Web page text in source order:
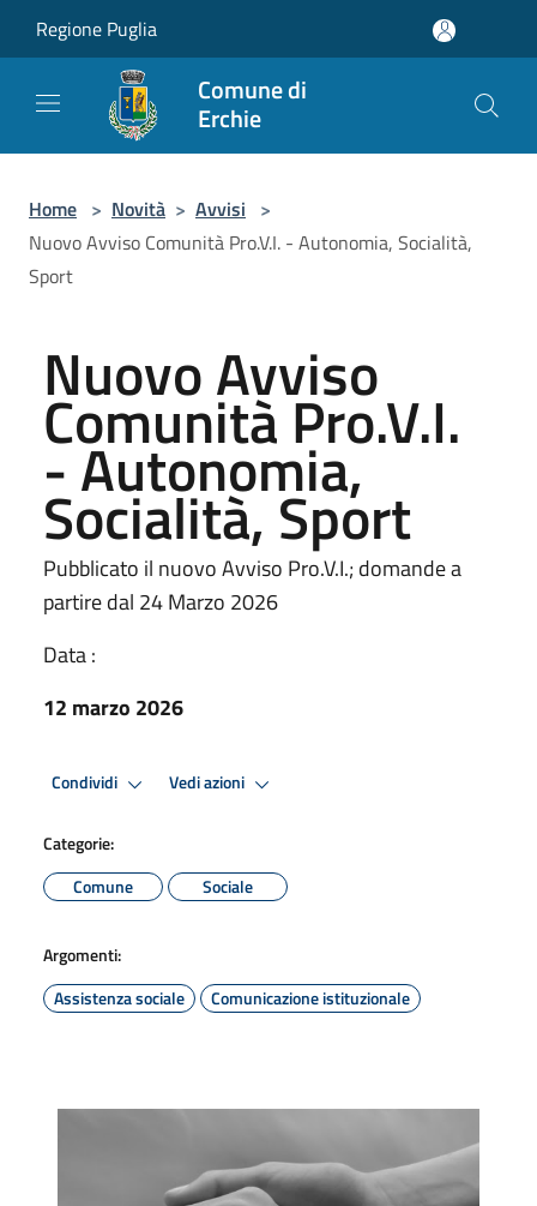
Regione Puglia
Comune di
Erchie
Home > Novità > Avvisi >
Nuovo Avviso Comunità Pro.V.I. - Autonomia, Socialità,
Sport
Nuovo Avviso
Comunità Pro.V.I.
- Autonomia,
Socialità, Sport
Pubblicato il nuovo Avviso Pro.V.I.; domande a
partire dal 24 Marzo 2026
Data :
12 marzo 2026
Condividi Vedi azioni
Categorie:
Comune
Sociale
Argomenti:
Assistenza sociale
Comunicazione istituzionale